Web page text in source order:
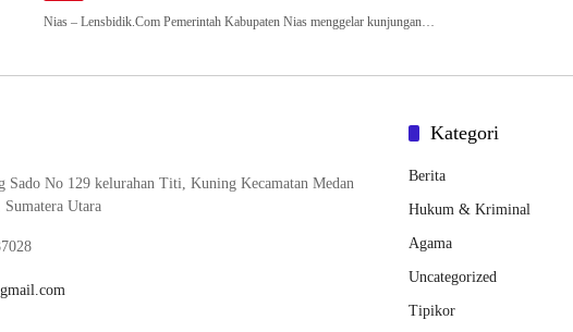
Nias – Lensbidik.Com Pemerintah Kabupaten Nias menggelar kunjungan…
Sado No 129 kelurahan Titi, Kuning Kecamatan Medan
Utara
Kategori
Berita
Hukum & Kriminal
Agama
Uncategorized
Tipikor